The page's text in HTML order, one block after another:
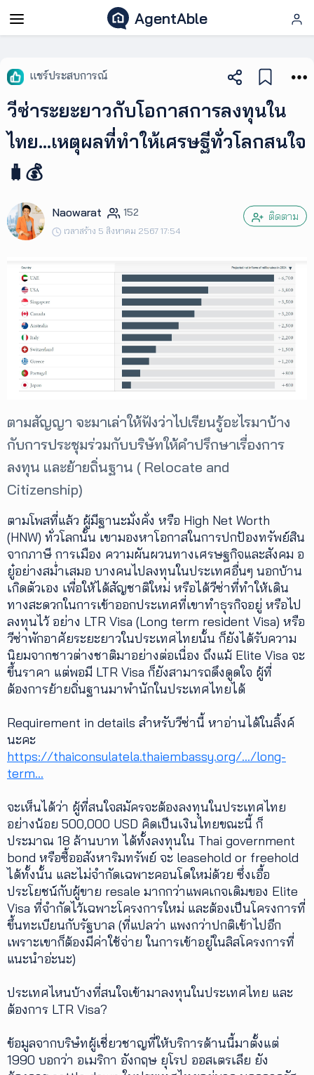
AgentAble
AgentAble
สำหรับ
เอเจ
AgentClub
AgentTool
Podcast
เพิ่ม
เติม
ติดต่อ
เงื่อนไข
การ
ให้
บริการ
ดาวน์
โหลด
แชร์ประสบการณ์
วีซ่าระยะยาวกับโอกาสการลงทุนใน
ไทย…เหตุผลที่ทำให้เศรษฐีทั่วโลกสนใจ
🧳💰
Naowarat 152
เวลาสร้าง 5 สิงหาคม 2567 17:54
ติดตาม
ตามสัญญา จะมาเล่าให้ฟังว่าไปเรียนรู้อะไรมาบ้าง
กับการประชุมร่วมกับบริษัทให้คำปรึกษาเรื่องการ
ลงทุน และย้ายถิ่นฐาน ( Relocate and
Citizenship)
ตามโพสที่แล้ว ผู้มีฐานะมั่งคั่ง หรือ High Net Worth
(HNW) ทั่วโลกนั้น เขามองหาโอกาสในการปกป้องทรัพย์สิน
จากภาษี การเมือง ความผันผวนทางเศรษฐกิจและสังคม อ
ยู๋อย่างสม่ำเสมอ บางคนไปลงทุนในประเทศอื่นๆ นอกบ้าน
เกิดตัวเอง เพื่อให้ได้สัญชาติใหม่ หรือได้วีซ่าที่ทำให้เดิน
ทางสะดวกในการเข้าออกประเทศที่เขาทำธุรกิจอยู่ หรือไป
ลงทุนไว้ อย่าง LTR Visa (Long term resident Visa) หรือ
วีซ่าพักอาศัยระยะยาวในประเทศไทยนั้น ก็ยังได้รับความ
นิยมจากชาวต่างชาติมาอย่างต่อเนื่อง ถึงแม้ Elite Visa จะ
ขึ้นราคา แต่พอมี LTR Visa ก็ยังสามารถดึงดูดใจ ผู้ที่
ต้องการย้ายถิ่นฐานมาพำนักในประเทศไทยได้
Requirement in details สำหรับวีซ่านี้ หาอ่านได้ในลิ้งค์
นะคะ
https://thaiconsulatela.thaiembassy.org/.../long-
term…
จะเห็นได้ว่า ผู้ที่สนใจสมัครจะต้องลงทุนในประเทศไทย
อย่างน้อย 500,000 USD คิดเป็นเงินไทยขณะนี้ ก็
ประมาณ 18 ล้านบาท ได้ทั้งลงทุนใน Thai government
bond หรือซื้ออสังหาริมทรัพย์ จะ leasehold or freehold
ได้ทั้งนั้น และไม่จำกัดเฉพาะคอนโดใหม่ด้วย ซึ่งเอื้อ
ประโยชน์กับผู้ขาย resale มากกว่าแพคเกจเดิมของ Elite
Visa ที่จำกัดไว้เฉพาะโครงการใหม่ และต้องเป็นโครงการที่
ขึ้นทะเบียนกับรัฐบาล (ที่แปลว่า แพงกว่าปกติเข้าไปอีก
เพราะเขาก็ต้องมีค่าใช้จ่าย ในการเข้าอยู่ในลิสโครงการที่
แนะนำอ่ะนะ)
ประเทศไหนบ้างที่สนใจเข้ามาลงทุนในประเทศไทย และ
ต้องการ LTR Visa?
ข้อมูลจากบริษํทผู้เชี่ยวชาญที่ให้บริการด้านนี้มาตั้งแต่
1990 บอกว่า อเมริกา อังกฤษ ยุโรป ออสเตรเลีย ยัง